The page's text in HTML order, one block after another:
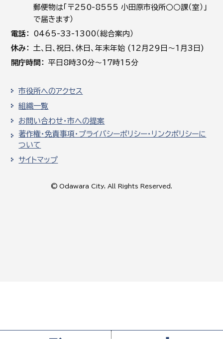
郵便物は「〒250-8555 小田原市役所○○課（室）」
で届きます）
電話
0465-33-1300（総合案内）
休み
土､日､祝日、休日、年末年始 (12月29日～1月3日)
開庁時間
平日8時30分～17時15分
市役所へのアクセス
組織一覧
お問い合わせ・市への提案
著作権・免責事項・プライバシーポリシー・リンクポリシーに
ついて
サイトマップ
© Odawara City, All Rights Reserved.